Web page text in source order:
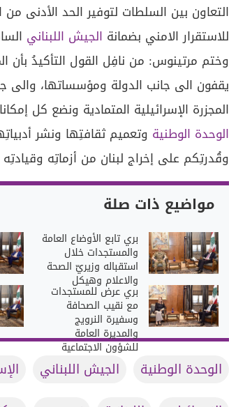
التعاون بين السلطات لتوفير الحد الأدنى
للاستقرار الامني بضمانة الجيش اللبناني
وختم مرتينوس: من نافِل القول التأكيدُ بأن
يقفون الى جانب الدولة ومؤسساتها، والى
المجزرة الإسرائيلية المتمادية ونضع كل
الوحدة الوطنية وتعميم ثقافتِها ونشر
وقُدرتِكم على إخراج لبنان من أزماتِه وقيادتِه
مواضيع ذات صلة
بري تابع الأوضاع العامة
والمستجدات خلال
استقباله وزيريّ الصحة
والاعلام وهيكل
بري عرض للمستجدات
مع نقيب الصحافة
وسفيرة النرويج
والمديرة العامة
للشؤون الاجتماعية
الوحدة الوطنية الجيش اللبناني